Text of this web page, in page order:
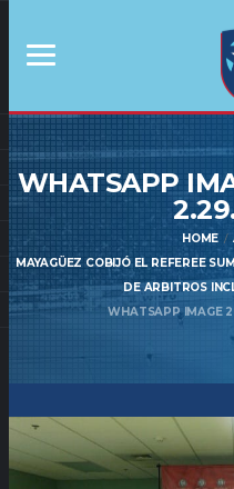
WHATSAPP
HOME
MAYAGÜEZ COBIJÓ EL REFEREE
DE ARBITROS
WHATSAPP IMAGE